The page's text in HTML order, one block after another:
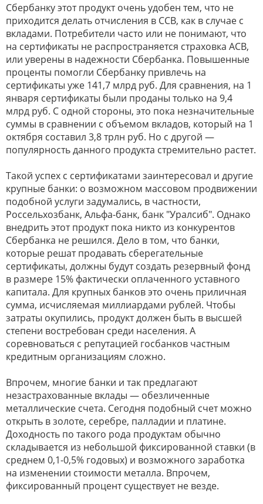
Сбербанку этот продукт очень удобен тем, что не
приходится делать отчисления в ССВ, как в случае с
вкладами. Потребители часто или не понимают, что
на сертификаты не распространяется страховка АСВ,
или уверены в надежности Сбербанка. Повышенные
проценты помогли Сбербанку привлечь на
сертификаты уже 141,7 млрд руб. Для сравнения, на 1
января сертификаты были проданы только на 9,4
млрд руб. С одной стороны, это пока незначительные
суммы в сравнении с объемом вкладов, который на 1
октября составил 3,8 трлн руб. Но с другой —
популярность данного продукта стремительно растет.
Такой успех с сертификатами заинтересовал и другие
крупные банки: о возможном массовом продвижении
подобной услуги задумались, в частности,
Россельхозбанк, Альфа-банк, банк "Уралсиб". Однако
внедрить этот продукт пока никто из конкурентов
Сбербанка не решился. Дело в том, что банки,
которые решат продавать сберегательные
сертификаты, должны будут создать резервный фонд
в размере 15% фактически оплаченного уставного
капитала. Для крупных банков это очень приличная
сумма, исчисляемая миллиардами рублей. Чтобы
затраты окупились, продукт должен быть в высшей
степени востребован среди населения. А
соревноваться с репутацией госбанков частным
кредитным организациям сложно.
Впрочем, многие банки и так предлагают
незастрахованные вклады — обезличенные
металлические счета. Сегодня подобный счет можно
открыть в золоте, серебре, палладии и платине.
Доходность по такого рода продуктам обычно
складывается из небольшой фиксированной ставки (в
среднем 0,1-0,5% годовых) и возможного заработка
на изменении стоимости металла. Впрочем,
фиксированный процент существует не везде.